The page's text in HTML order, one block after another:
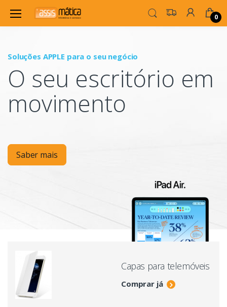
0
Soluções APPLE para o seu negócio
O seu escritório em
movimento
Saber mais
Capas para telemóveis
Comprar já